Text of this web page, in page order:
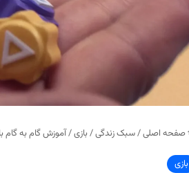
صفحه اصلی/سبک زندگی/بازی/آموزش گام به گام
بازی